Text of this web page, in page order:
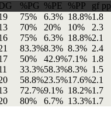
%PG %PE %PP gf pp
75% 6.3% 18.8%1.8
70% 20% 10% 2.3
75% 6.3% 18.8%2.1
83.3%8.3% 8.3% 2.4
50% 42.9%7.1% 1.8
33.3%58.3%8.3% 1.5
58.8%23.5%17.6%2.1
72.7%9.1% 18.2%1.7
80% 6.7% 13.3%1.7